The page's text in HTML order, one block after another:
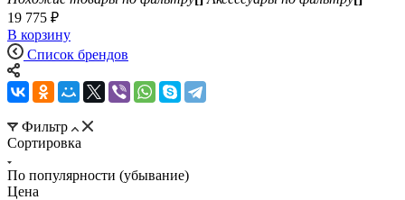
19 775 ₽
В корзину
Список брендов
Фильтр
Сортировка
По популярности (убывание)
Цена